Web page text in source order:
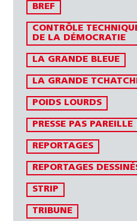
BREF
CONTRÔLE
DE LA DÉMOCRATIE
LA GRANDE BLEUE
LA GRANDE
POIDS LOURDS
PRESSE PAS PAREILLE
REPORTAGES
REPORTAGES
STRIP
TRIBUNE